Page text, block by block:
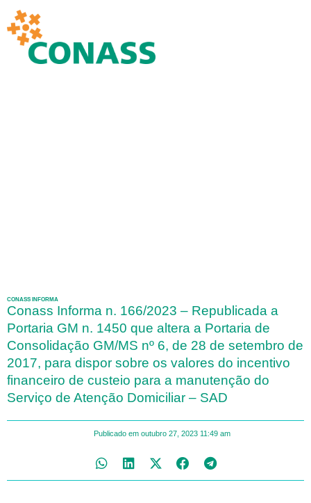
CONASS INFORMA
Conass Informa n. 166/2023 – Republicada a
Portaria GM n. 1450 que altera a Portaria de
Consolidação GM/MS nº 6, de 28 de setembro de
2017, para dispor sobre os valores do incentivo
financeiro de custeio para a manutenção do
Serviço de Atenção Domiciliar – SAD
Publicado em outubro 27, 2023 11:49 am